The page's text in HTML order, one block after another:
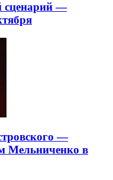
сценарий —
—
Мельниченко в